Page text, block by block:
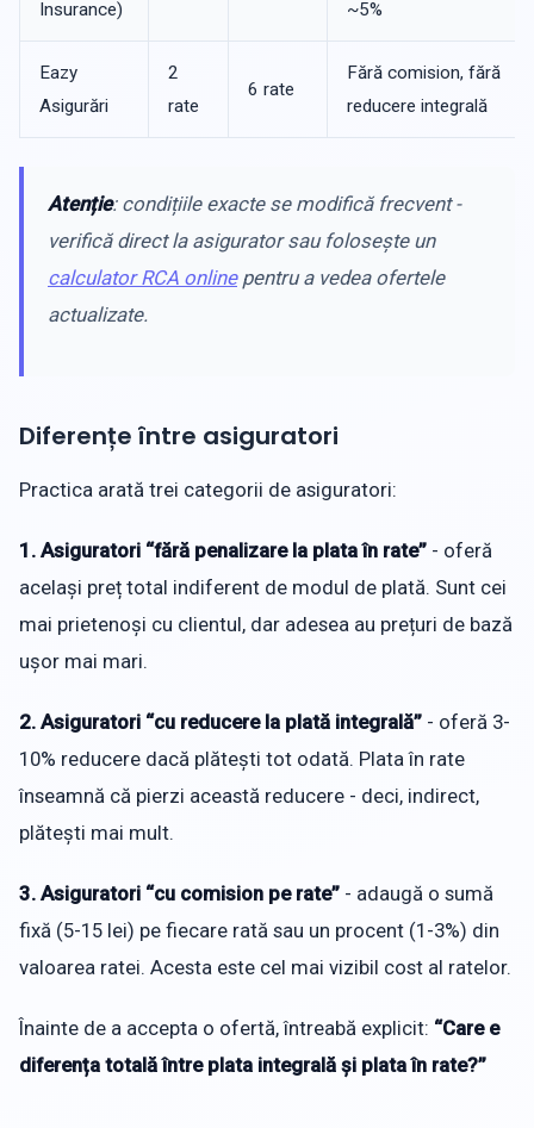
Insurance) ~5%
Eazy
Asigurări
2
rate
6 rate
Fără comision, fără
reducere integrală
Atenție: condițiile exacte se modifică frecvent -
verifică direct la asigurator sau folosește un
calculator RCA onlinepentru a vedea ofertele
actualizate.
Diferențe între asiguratori
Practica arată trei categorii de asiguratori:
1. Asiguratori “fără penalizare la plata în rate” - oferă
același preț total indiferent de modul de plată. Sunt cei
mai prietenoși cu clientul, dar adesea au prețuri de bază
ușor mai mari.
2. Asiguratori “cu reducere la plată integrală” - oferă 3-
10% reducere dacă plătești tot odată. Plata în rate
înseamnă că pierzi această reducere - deci, indirect,
plătești mai mult.
3. Asiguratori “cu comision pe rate” - adaugă o sumă
fixă (5-15 lei) pe fiecare rată sau un procent (1-3%) din
valoarea ratei. Acesta este cel mai vizibil cost al ratelor.
Înainte de a accepta o ofertă, întreabă explicit: “Care e
diferența totală între plata integrală și plata în rate?”